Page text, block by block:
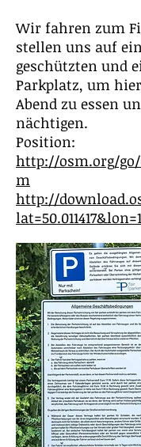
Wir fahren zum
stellen uns auf
geschützten und
Parkplatz, um
Abend zu essen
nächtigen.
Position:
http://osm.org/go/
m
http://